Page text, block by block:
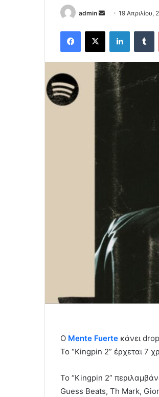
admin
Send
email
19 Απριλίου,
Facebook
X LinkedIn
Ο Mente Fuerte κάνει
Το “Κingpin 2” έρχεται 7
Το “Kingpin 2”
Guess Beats, Th Mark,